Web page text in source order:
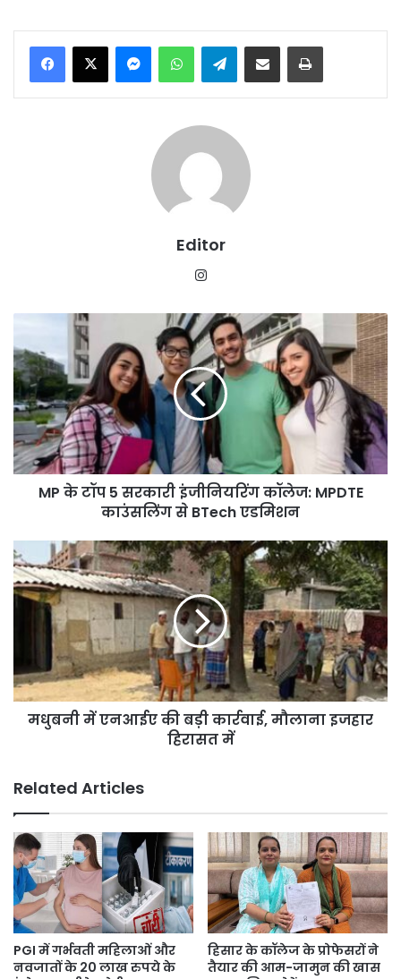
MessengerWhatsAppTelegramShare via Email Print
Editor
टॉप
5
सरकारी
इंजीनियरिंग
कॉलेज:
MPDTE
काउंसलिंग
MP के टॉप 5 सरकारी इंजीनियरिंग कॉलेज: MPDTE
काउंसलिंग से BTech एडमिशन
मधुबनी
में
एनआईए
की
इजहार
हिरासत
मधुबनी में एनआईए की बड़ी कार्रवाई, मौलाना इजहार
हिरासत में
Related Articles
PGI में गर्भवती महिलाओं और
नवजातों के 20 लाख रुपये के
हिसार के कॉलेज के प्रोफेसरों ने
तैयार की आम-जामुन की खास